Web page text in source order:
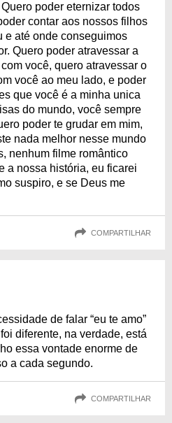
poder eternizar todos
contar aos nossos filhos
e até onde conseguimos
Quero poder atravessar a
você, quero atravessar o
você ao meu lado, e poder
que você é a minha unica
do mundo, você sempre
poder te grudar em mim,
nada melhor nesse mundo
nenhum filme romântico
a nossa história, eu ficarei
suspiro, e se Deus me
COMPARTILHAR
de falar “eu te amo”
diferente, na verdade, está
essa vontade enorme de
a cada segundo.
COMPARTILHAR